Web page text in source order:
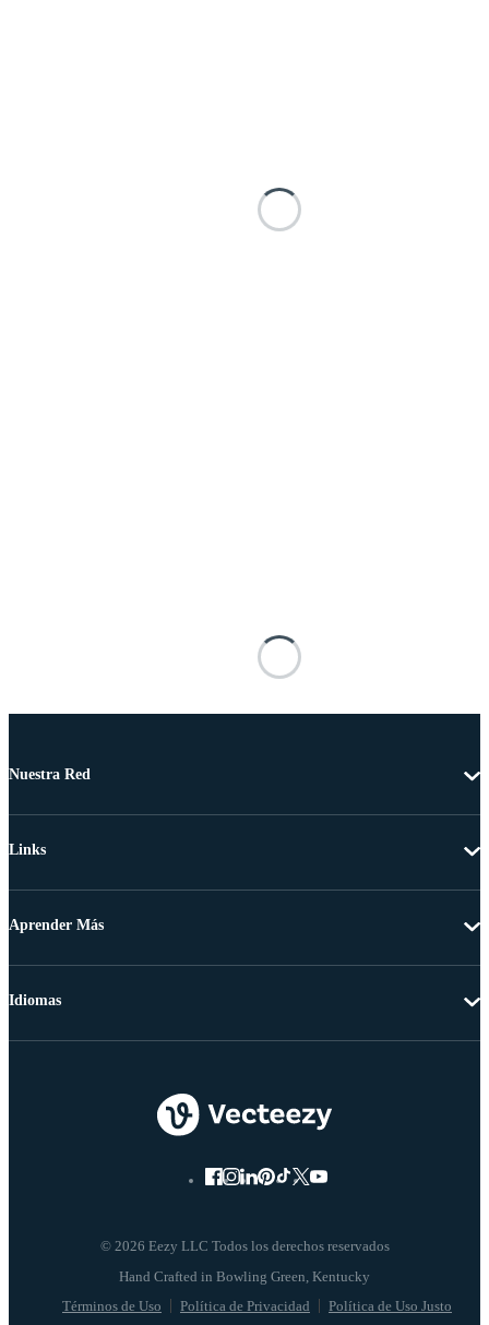
Nuestra Red
Links
Aprender Más
© 2026 Eezy LLC Todos los derechos reservados
Términos de Uso Política de Privacidad Política de Uso Justo
Idiomas